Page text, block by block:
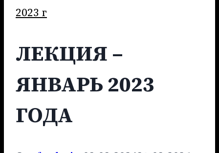
2023 г
ЛЕКЦИЯ –
ЯНВАРЬ 2023
ГОДА